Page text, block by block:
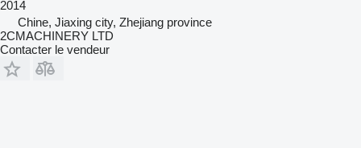
2014
Chine, Jiaxing city, Zhejiang province
2CMACHINERY LTD
Contacter le vendeur